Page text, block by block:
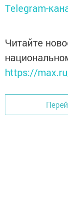
Telegram-
Читайте
https://